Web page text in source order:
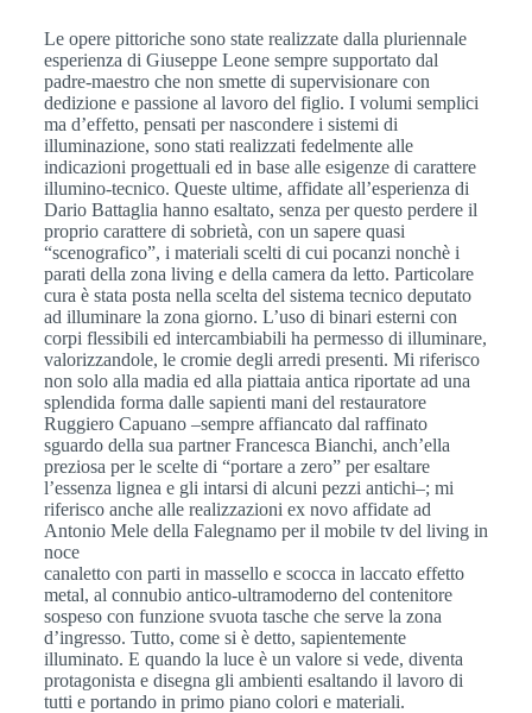
Le opere pittoriche sono state realizzate dalla pluriennale
esperienza di Giuseppe Leone sempre supportato dal
padre-maestro che non smette di supervisionare con
dedizione e passione al lavoro del figlio. I volumi semplici
ma d’effetto, pensati per nascondere i sistemi di
illuminazione, sono stati realizzati fedelmente alle
indicazioni progettuali ed in base alle esigenze di carattere
illumino-tecnico. Queste ultime, affidate all’esperienza di
Dario Battaglia hanno esaltato, senza per questo perdere il
proprio carattere di sobrietà, con un sapere quasi
“scenografico”, i materiali scelti di cui pocanzi nonchè i
parati della zona living e della camera da letto. Particolare
cura è stata posta nella scelta del sistema tecnico deputato
ad illuminare la zona giorno. L’uso di binari esterni con
corpi flessibili ed intercambiabili ha permesso di illuminare,
valorizzandole, le cromie degli arredi presenti. Mi riferisco
non solo alla madia ed alla piattaia antica riportate ad una
splendida forma dalle sapienti mani del restauratore
Ruggiero Capuano –sempre affiancato dal raffinato
sguardo della sua partner Francesca Bianchi, anch’ella
preziosa per le scelte di “portare a zero” per esaltare
l’essenza lignea e gli intarsi di alcuni pezzi antichi–; mi
riferisco anche alle realizzazioni ex novo affidate ad
Antonio Mele della Falegnamo per il mobile tv del living in
noce
canaletto con parti in massello e scocca in laccato effetto
metal, al connubio antico-ultramoderno del contenitore
sospeso con funzione svuota tasche che serve la zona
d’ingresso. Tutto, come si è detto, sapientemente
illuminato. E quando la luce è un valore si vede, diventa
protagonista e disegna gli ambienti esaltando il lavoro di
tutti e portando in primo piano colori e materiali.